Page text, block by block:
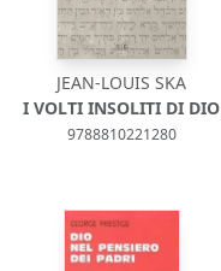
JEAN-LOUIS SKA
I VOLTI INSOLITI DI DIO
9788810221280